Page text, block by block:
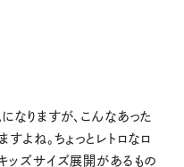
なりますが、こんなあった
よね。ちょっとレトロなロ
ッズサイズ展開があるもの